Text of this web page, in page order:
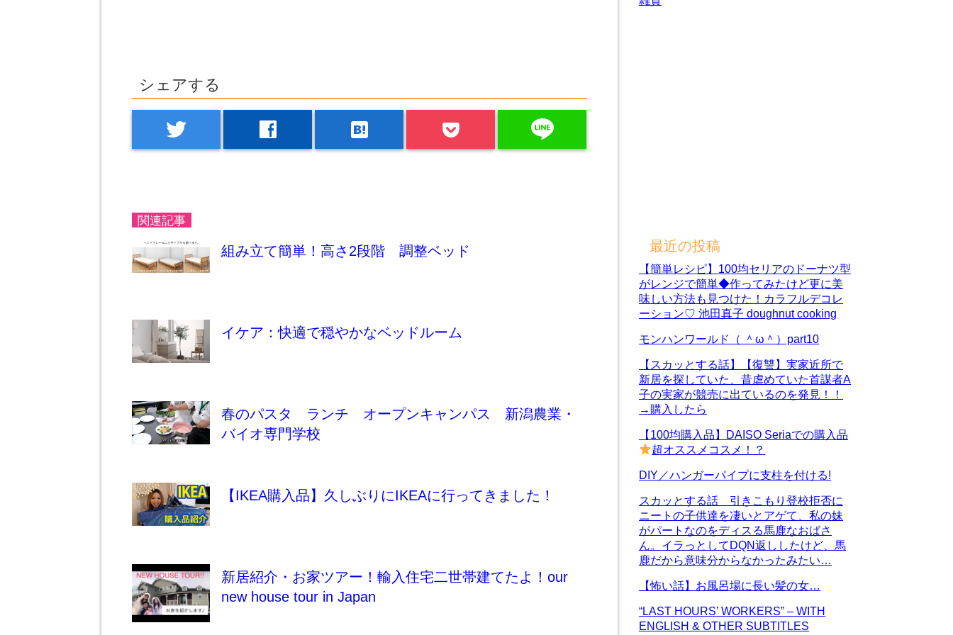
シェアする
twitter facebook hatenabookmark line
関連記事
組み立て簡単！高さ2段階 調整ベッド
イケア：快適で穏やかなベッドルーム
春のパスタ ランチ オープンキャンパス 新潟農業・
バイオ専門学校
【IKEA購入品】久しぶりにIKEAに行ってきました！
新居紹介・お家ツアー！輸入住宅二世帯建てたよ！our
new house tour in Japan
最近の投稿
【簡単レシピ】100均セリアのドーナツ型
がレンジで簡単◆作ってみたけど更に美
味しい方法も見つけた！カラフルデコレ
ーション♡ 池田真子 doughnut cooking
モンハンワールド（ ＾ω＾）part10
【スカッとする話】【復讐】実家近所で
新居を探していた、昔虐めていた首謀者A
子の実家が競売に出ているのを発見！！
→購入したら
【100均購入品】DAISO Seriaでの購入品
超オススメコスメ！？
DIY／ハンガーパイプに支柱を付ける!
スカッとする話 引きこもり登校拒否に
ニートの子供達を凄いとアゲて、私の妹
がパートなのをディスる馬鹿なおばさ
ん。イラっとしてDQN返ししたけど、馬
鹿だから意味分からなかったみたい…
【怖い話】お風呂場に長い髪の女…
“LAST HOURS’ WORKERS” – WITH
ENGLISH & OTHER SUBTITLES